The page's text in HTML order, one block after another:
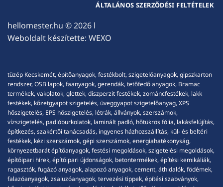
hellomester.hu © 2026 l
Weboldalt készítette: WEXO
ÁLTALÁNOS SZERZŐDÉSI FELTÉTELEK
tüzép Kecskemét, építőanyagok, festékbolt, szigetelőanyagok, gipszkarton
rendszer, OSB lapok, faanyagok, gerendák, tetőfedő anyagok, Bramac
termékek, vakolatok, glettek, diszperzit festékek, zománcfestékek, lakk
festékek, kőzetgyapot szigetelés, üveggyapot szigetelőanyag, XPS
hőszigetelés, EPS hőszigetelés, létrák, állványok, szerszámok,
vízszigetelés, padlóburkolatok, laminált padló, hőtükrös fólia, lakásfelújítás,
építkezés, szakértői tanácsadás, ingyenes házhozszállítás, kül- és beltéri
festékek, kézi szerszámok, gépi szerszámok, energiahatékonyság,
környezetbarát építőanyagok, festési megoldások, szigetelési megoldások,
építőipari hírek, építőipari újdonságok, betontermékek, építési kemikáliák,
ragasztók, fugázó anyagok, alapozó anyagok, cement, áthidalók, födémek,
falazóanyagok, zsaluzóanyagok, tervezési tippek, építési szabványok,